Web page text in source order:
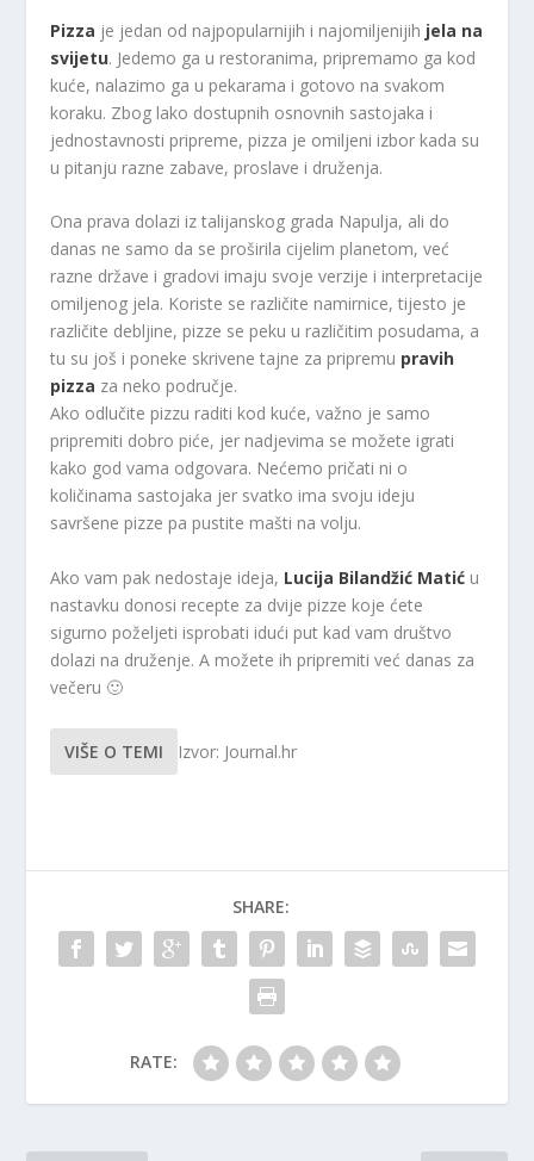
Pizza je jedan od najpopularnijih i najomiljenijih jela na
svijetu. Jedemo ga u restoranima, pripremamo ga kod
kuće, nalazimo ga u pekarama i gotovo na svakom
koraku. Zbog lako dostupnih osnovnih sastojaka i
jednostavnosti pripreme, pizza je omiljeni izbor kada su
u pitanju razne zabave, proslave i druženja.
Ona prava dolazi iz talijanskog grada Napulja, ali do
danas ne samo da se proširila cijelim planetom, već
razne države i gradovi imaju svoje verzije i interpretacije
omiljenog jela. Koriste se različite namirnice, tijesto je
različite debljine, pizze se peku u različitim posudama, a
tu su još i poneke skrivene tajne za pripremu pravih
pizza za neko područje.
Ako odlučite pizzu raditi kod kuće, važno je samo
pripremiti dobro piće, jer nadjevima se možete igrati
kako god vama odgovara. Nećemo pričati ni o
količinama sastojaka jer svatko ima svoju ideju
savršene pizze pa pustite mašti na volju.
Ako vam pak nedostaje ideja, Lucija Bilandžić Matić u
nastavku donosi recepte za dvije pizze koje ćete
sigurno poželjeti isprobati idući put kad vam društvo
dolazi na druženje. A možete ih pripremiti već danas za
večeru 🙂
VIŠE O TEMI Izvor: Journal.hr
SHARE:
RATE: